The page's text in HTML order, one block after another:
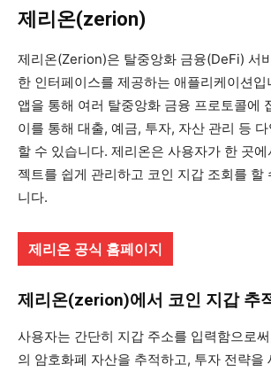
제리온(zerion)
제리온(Zerion)은 탈중앙화 금융(DeFi) 서
한 인터페이스를 제공하는 애플리케이션입
앱을 통해 여러 탈중앙화 금융 프로토콜에
이를 통해 대출, 예금, 투자, 자산 관리 등
할 수 있습니다. 제리온은 사용자가 한 곳
젝트를 쉽게 관리하고 코인 지갑 조회를 할
니다.
제리온 공식 홈페이지
제리온(zerion)에서 코인 지갑 추
사용자는 간단히 지갑 주소를 입력함으로
의 암호화폐 자산을 추적하고, 투자 전략을